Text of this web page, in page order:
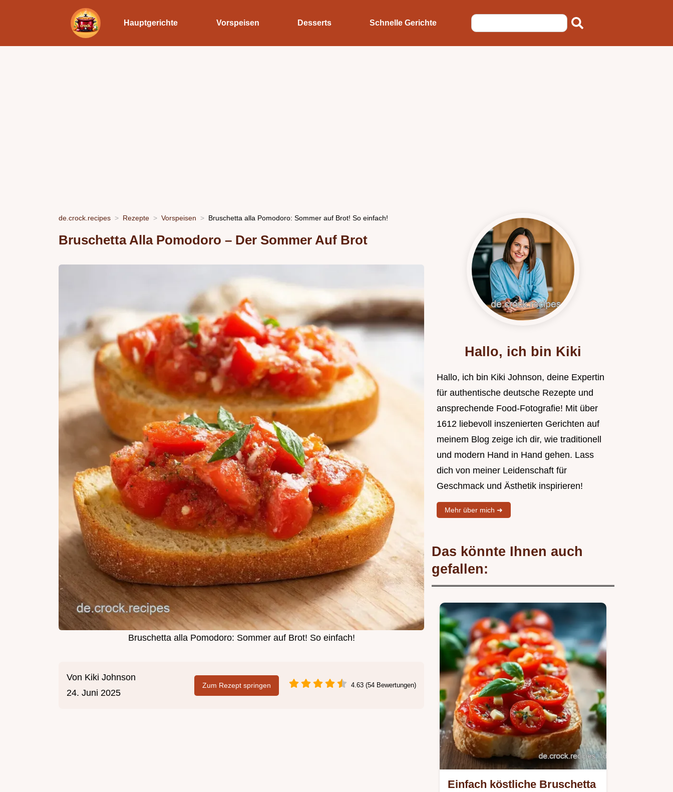
Hauptgerichte Vorspeisen Desserts Schnelle Gerichte
de.crock.recipes Rezepte Vorspeisen Bruschetta alla Pomodoro: Sommer auf Brot! So einfach!
Bruschetta Alla Pomodoro – Der Sommer Auf Brot
Bruschetta alla Pomodoro: Sommer auf Brot! So einfach!
Von Kiki Johnson
24. Juni 2025
Zum Rezept springen 4.63 (54 Bewertungen)
Hallo, ich bin Kiki
Hallo, ich bin Kiki Johnson, deine Expertin
für authentische deutsche Rezepte und
ansprechende Food-Fotografie! Mit über
1612 liebevoll inszenierten Gerichten auf
meinem Blog zeige ich dir, wie traditionell
und modern Hand in Hand gehen. Lass
dich von meiner Leidenschaft für
Geschmack und Ästhetik inspirieren!
Mehr über mich ➜
Das könnte Ihnen auch
gefallen:
Einfach köstliche Bruschetta